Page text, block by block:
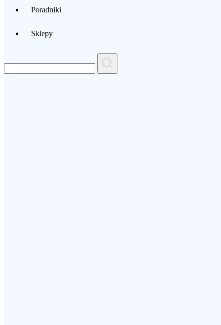
Poradniki
Sklepy